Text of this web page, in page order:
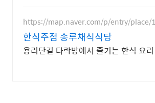
https://map.naver.com/p/entry/place/
36
한식주점 송루채식식당
용리단길 다락방에서 즐기는 한식 요리